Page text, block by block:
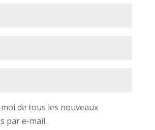
de tous les nouveaux
par e-mail.